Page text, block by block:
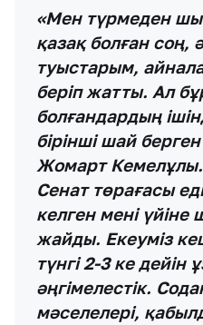
«Мен түрмеден
қазақ болған соң,
туыстарым,
беріп жатты. Ал
болғандардың
бірінші шай
Жомарт Кемелұлы.
Сенат төрағасы
келген мені
жайды. Екеуміз
түнгі 2-3 ке дейін
әңгімелестік.
мәселелері,